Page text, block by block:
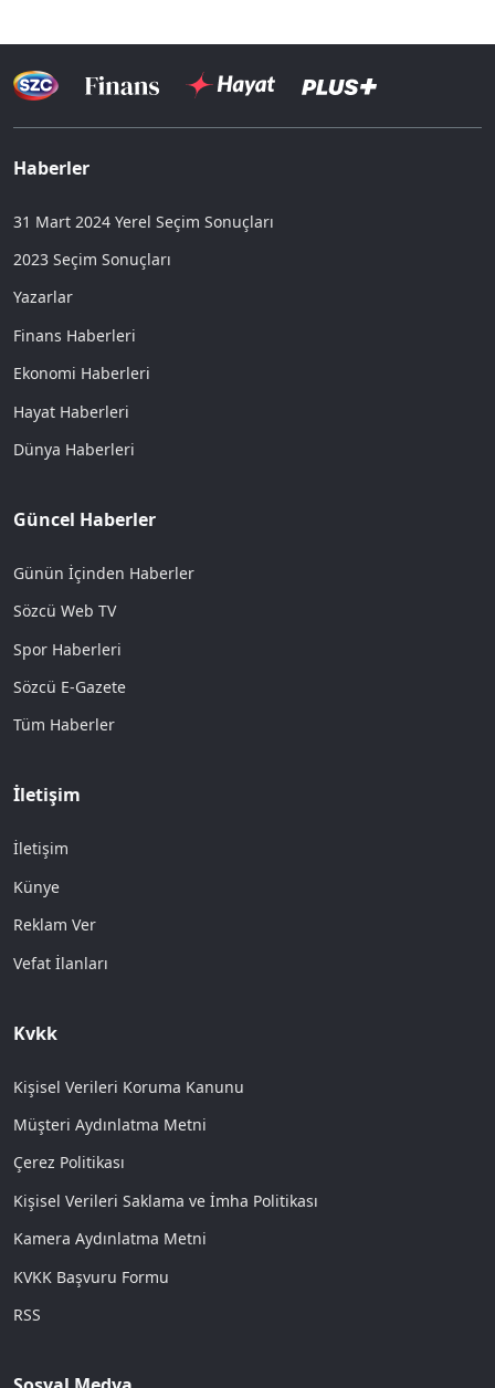
Haberler
31 Mart 2024 Yerel Seçim Sonuçları
2023 Seçim Sonuçları
Yazarlar
Finans Haberleri
Ekonomi Haberleri
Hayat Haberleri
Dünya Haberleri
Güncel Haberler
Günün İçinden Haberler
Sözcü Web TV
Spor Haberleri
Sözcü E-Gazete
Tüm Haberler
İletişim
İletişim
Künye
Reklam Ver
Vefat İlanları
Kvkk
Kişisel Verileri Koruma Kanunu
Müşteri Aydınlatma Metni
Çerez Politikası
Kişisel Verileri Saklama ve İmha Politikası
Kamera Aydınlatma Metni
KVKK Başvuru Formu
RSS